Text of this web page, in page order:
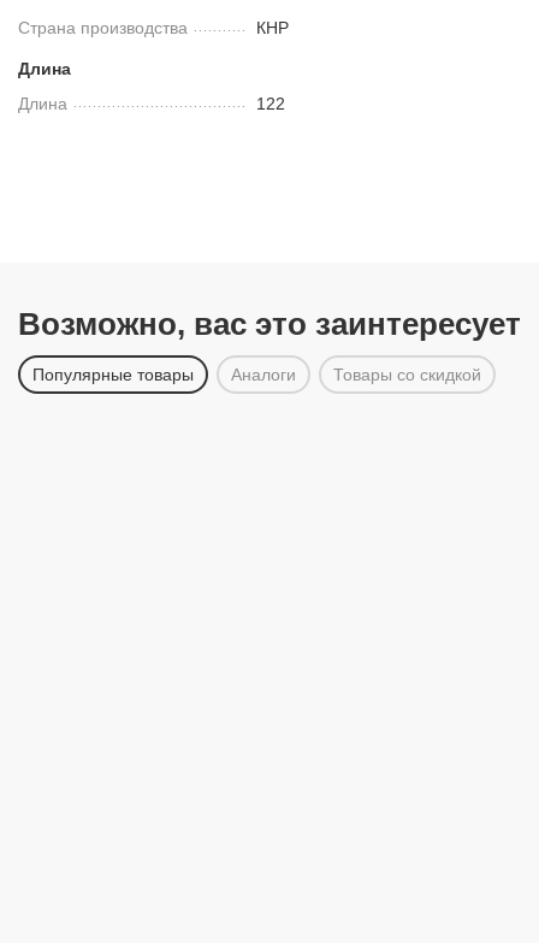
Страна производства
КНР
Длина
Длина
122
Возможно, вас это заинтересует
Популярные товары Аналоги Товары со скидкой